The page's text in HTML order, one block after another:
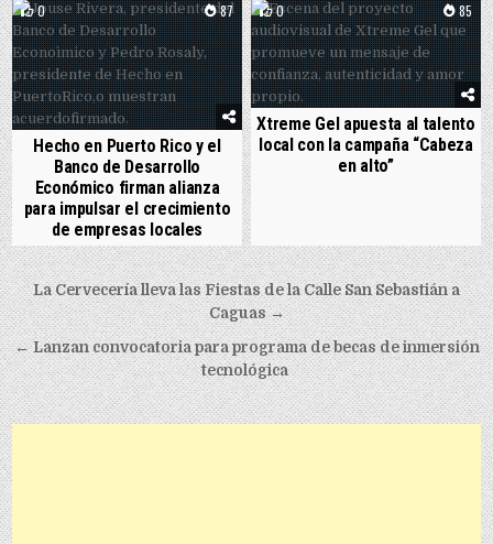
0 87
Hecho en Puerto Rico y el
Banco de Desarrollo
Económico firman alianza
para impulsar el crecimiento
de empresas locales
0 85
Xtreme Gel apuesta al talento
local con la campaña “Cabeza
en alto”
Post navigation
La Cervecería lleva las Fiestas de la Calle San Sebastián a
Caguas →
← Lanzan convocatoria para programa de becas de inmersión
tecnológica